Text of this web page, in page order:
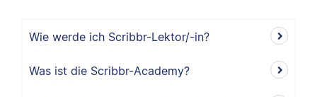
Wie werde ich Scribbr-Lektor/-in?
Was ist die Scribbr-Academy?